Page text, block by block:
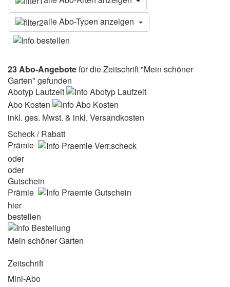
alle Abo-Typen anzeigen
23 Abo-Angebotefür die Zeitschrift "Mein schöner
Garten" gefunden
Abotyp Laufzeit
Abo Kosten
inkl. ges. Mwst. & inkl. Versandkosten
Scheck / Rabatt
Prämie
oder
oder
Gutschein
Prämie
hier
bestellen
Mein schöner Garten
Zeitschrift
Mini-Abo